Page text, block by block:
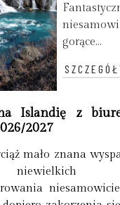
gorące...
Islandię z
2027
mało znana